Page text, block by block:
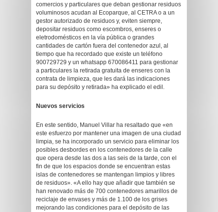
comercios y particulares que deban gestionar residuos
voluminosos acudan al Ecoparque, al CETRA o a un
gestor autorizado de residuos y, eviten siempre,
depositar residuos como escombros, enseres o
eletrodomésticos en la vía pública o grandes
cantidades de cartón fuera del contenedor azul, al
tiempo que ha recordado que existe un teléfono
900729729 y un whatsapp 670086411 para gestionar
a particulares la retirada gratuita de enseres con la
contrata de limpieza, que les dará las indicaciones
para su depósito y retirada» ha explicado el edil.
Nuevos servicios
En este sentido, Manuel Villar ha resaltado que «en
este esfuerzo por mantener una imagen de una ciudad
limpia, se ha incorporado un servicio para eliminar los
posibles desbordes en los contenedores de la calle
que opera desde las dos a las seis de la tarde, con el
fin de que los espacios donde se encuentran estas
islas de contenedores se mantengan limpios y libres
de residuos». «A ello hay que añadir que también se
han renovado más de 700 contenedores amarillos de
reciclaje de envases y más de 1.100 de los grises
mejorando las condiciones para el depósito de las